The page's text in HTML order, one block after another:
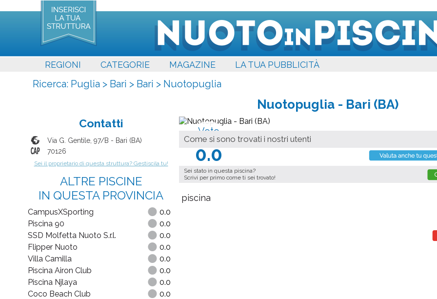
REGIONI CATEGORIE MAGAZINE LA TUA PUBBLICITÀ
Ricerca: Puglia > Bari > Bari > Nuotopuglia
Nuotopuglia - Bari (BA)
Voto
Medio
0.0
Come si sono trovati i nostri utenti
Sei stato in questa piscina?
Scrivi per primo come ti sei trovato!
piscina
Contatti
Via G. Gentile, 97/B - Bari (BA)
70126
Sei il proprietario di questa struttura? Gestiscila tu!
ALTRE PISCINE
IN QUESTA PROVINCIA
CampusXSporting
0.0
Piscina 90
0.0
SSD Molfetta Nuoto S.r.l.
0.0
Flipper Nuoto
0.0
Villa Camilla
0.0
Piscina Airon Club
0.0
Piscina Njlaya
0.0
Coco Beach Club
0.0